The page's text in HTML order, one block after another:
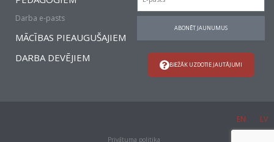
Darba e-pasts
MĀCĪBAS PIEAUGUŠAJIEM
DARBA DEVĒJIEM
o
k a
ABONĒT JAUNUMUS
BIEŽĀK UZDOTIE JAUTĀJUMI
Privātuma politika
EN LV